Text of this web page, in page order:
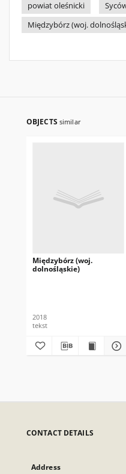
powiat oleśnicki
Międzybórz (woj.
OBJECTS similar
Międzybórz (woj.
dolnośląskie)
2018
tekst
CONTACT DETAILS
Address